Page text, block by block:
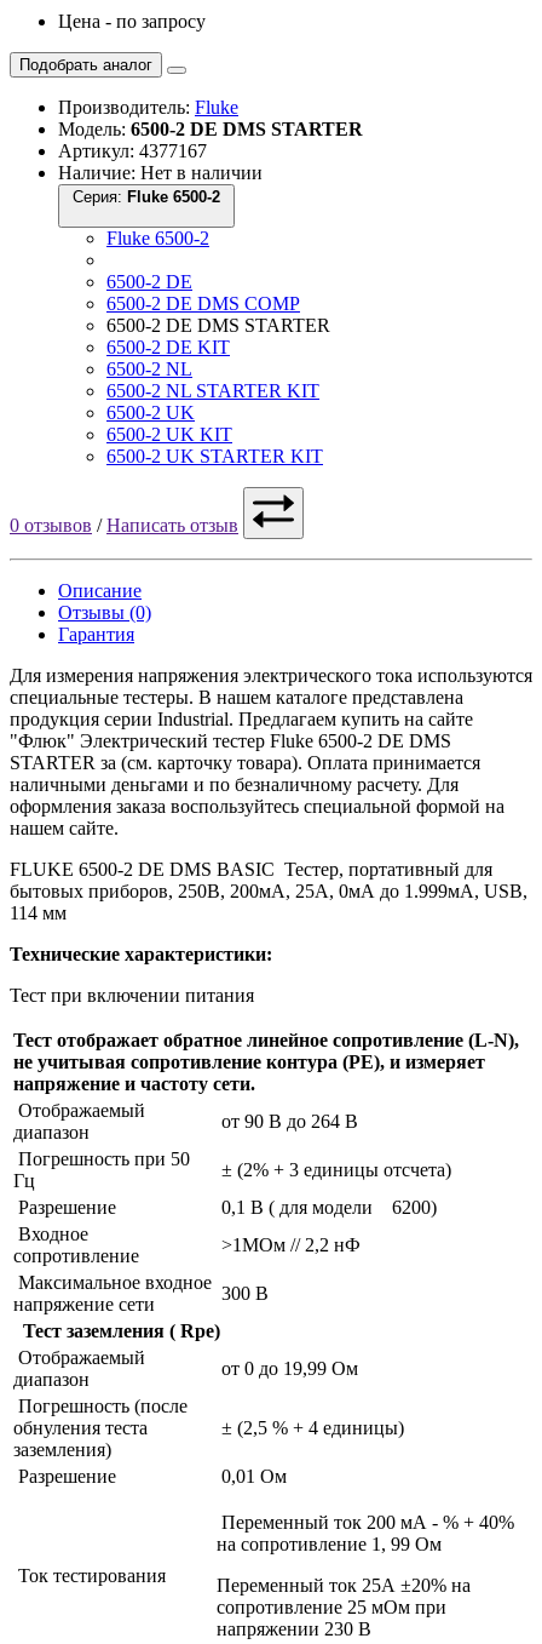
Цена - по запросу
Подобрать аналог
Производитель: Fluke
Модель: 6500-2 DE DMS STARTER
Артикул: 4377167
Наличие: Нет в наличии
Серия:
Fluke 6500-2
6500-2 DE
6500-2 DE DMS COMP
6500-2 DE DMS STARTER
6500-2 DE KIT
6500-2 NL
6500-2 NL STARTER KIT
6500-2 UK
6500-2 UK KIT
6500-2 UK STARTER KIT
0 отзывов /Написать отзыв
Описание
Отзывы (0)
Гарантия
Для измерения напряжения электрического тока используются
специальные тестеры. В нашем каталоге представлена
продукция серии Industrial. Предлагаем купить на сайте
"Флюк" Электрический тестер Fluke 6500-2 DE DMS
STARTER за (см. карточку товара). Оплата принимается
наличными деньгами и по безналичному расчету. Для
оформления заказа воспользуйтесь специальной формой на
нашем сайте.
FLUKE 6500-2 DE DMS BASIC Тестер, портативный для
бытовых приборов, 250В, 200мА, 25А, 0мА до 1.999мА, USB,
114 мм
Технические характеристики:
Тест при включении питания
Тест отображает обратное линейное сопротивление (L-N),
не учитывая сопротивление контура (PE), и измеряет
напряжение и частоту сети.
Отображаемый
диапазон
от 90 В до 264 В
Погрешность при 50
Гц
± (2% + 3 единицы отсчета)
Разрешение
0,1 В ( для модели 6200)
Входное
сопротивление
>1МОм // 2,2 нФ
Максимальное входное
напряжение сети
300 В
Тест заземления ( Rpe)
Отображаемый
диапазон
от 0 до 19,99 Ом
Погрешность (после
обнуления теста
заземления)
± (2,5 % + 4 единицы)
Разрешение 0,01 Ом
Ток тестирования
Переменный ток 200 мА - % + 40%
на сопротивление 1, 99 Ом
Переменный ток 25А ±20% на
сопротивление 25 мОм при
напряжении 230 В